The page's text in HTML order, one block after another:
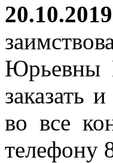
20.10.2019
Юрьевны
заказать
во все
телефону